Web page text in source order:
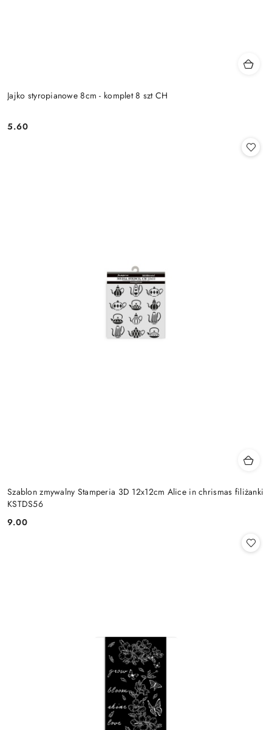
Jajko styropianowe 8cm - komplet 8 szt CH
Cena:
5.60
Szablon zmywalny Stamperia 3D 12x12cm Alice in chrismas filiżanki
KSTDS56
Cena:
9.00